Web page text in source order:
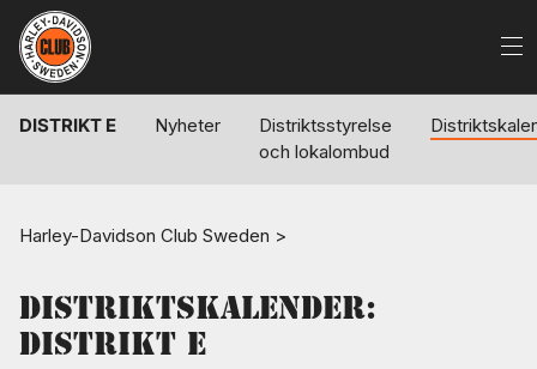
DISTRIKT E Nyheter
Distriktsstyrelse
och lokalombud
Harley-Davidson Club Sweden >
Distriktskalender:
Distrikt E